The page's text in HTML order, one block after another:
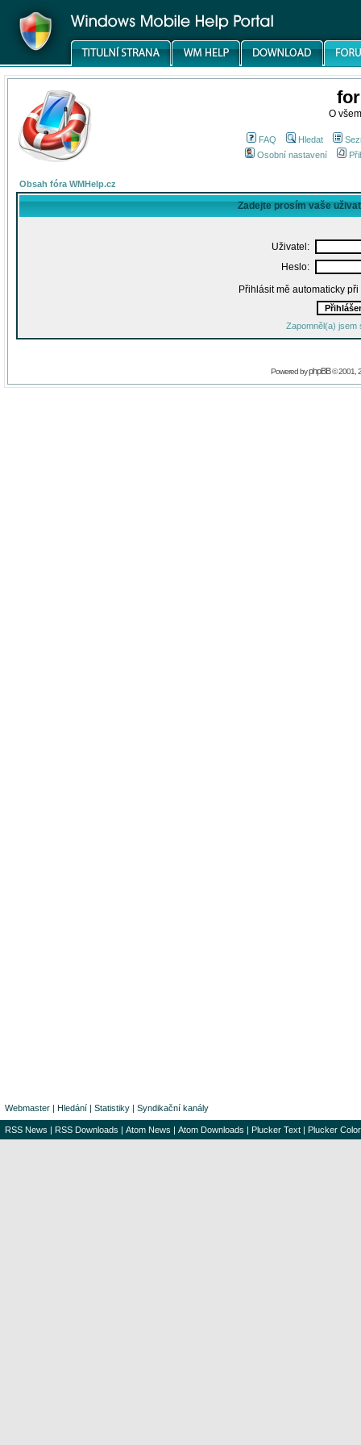
O
FAQ Hledat
Osobní nastavení
Obsah fóra WMHelp.cz
Zadejte prosím vaše
Uživatel:
Heslo:
Přihlásit mě automaticky
Zapomněl(a) jsem
Powered byphpBB© 2001,
Webmaster | Hledání | Statistiky | Syndikační kanály
RSS News | RSS Downloads | Atom News | Atom Downloads | Plucker Text | Plucker Color